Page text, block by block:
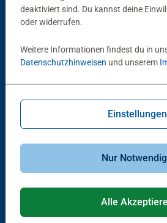
Andere Kunden mögen
Maine-Coon-Kätzchen Baby
deaktiviert sind. Du kannst deine
oder widerrufen.
Weitere Informationen findest du in
Datenschutzhinweisen und unserem
Einstellungen
Nur
Alle